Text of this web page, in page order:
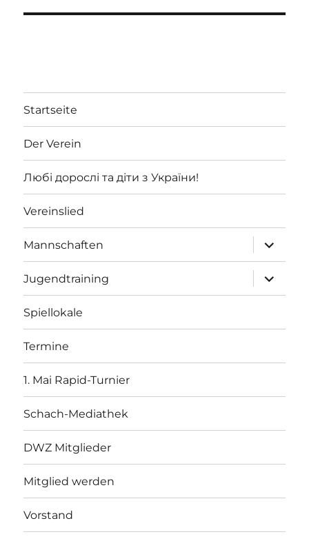
Startseite
Der Verein
Любі дорослі та діти з України!
Vereinslied
Mannschaften
öffnen
Jugendtraining
öffnen
Spiellokale
Termine
1. Mai Rapid-Turnier
Schach-Mediathek
DWZ Mitglieder
Mitglied werden
Vorstand